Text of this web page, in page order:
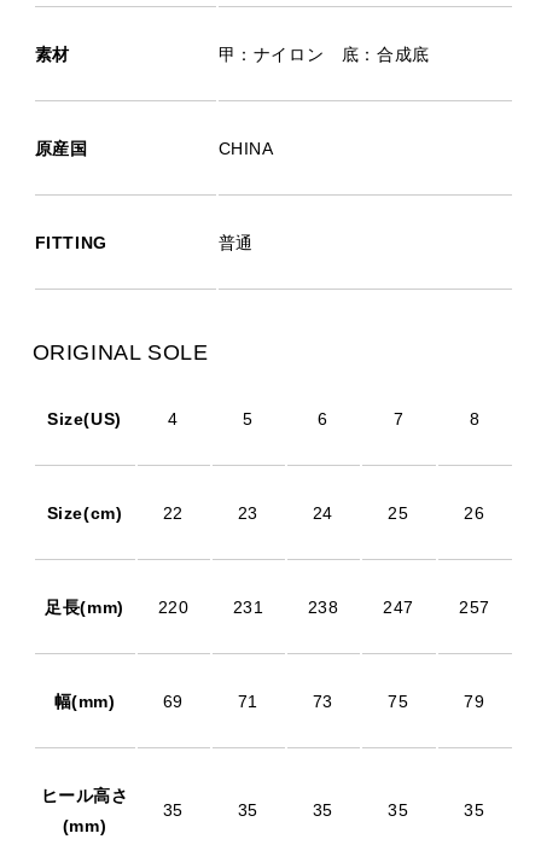
素材 甲：ナイロン 底：合成底
原産国 CHINA
FITTING 普通
ORIGINAL SOLE
Size(US) 4 5 6 7 8
Size(cm) 22 23 24 25 26
足長(mm) 220 231 238 247 257
幅(mm) 69 71 73 75 79
ヒール高さ
(mm)
35 35 35 35 35